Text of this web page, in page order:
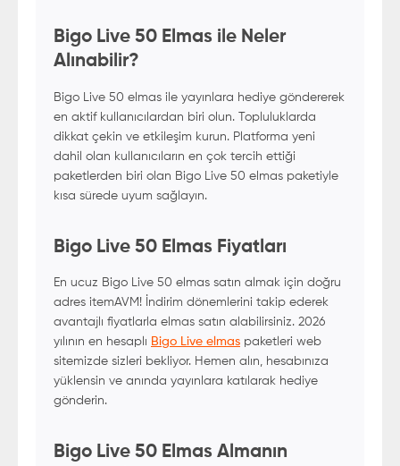
Bigo Live 50 Elmas ile Neler
Alınabilir?
Bigo Live 50 elmas ile yayınlara hediye göndererek
en aktif kullanıcılardan biri olun. Topluluklarda
dikkat çekin ve etkileşim kurun. Platforma yeni
dahil olan kullanıcıların en çok tercih ettiği
paketlerden biri olan Bigo Live 50 elmas paketiyle
kısa sürede uyum sağlayın.
Bigo Live 50 Elmas Fiyatları
En ucuz Bigo Live 50 elmas satın almak için doğru
adres itemAVM! İndirim dönemlerini takip ederek
avantajlı fiyatlarla elmas satın alabilirsiniz. 2026
yılının en hesaplı Bigo Live elmas paketleri web
sitemizde sizleri bekliyor. Hemen alın, hesabınıza
yüklensin ve anında yayınlara katılarak hediye
gönderin.
Bigo Live 50 Elmas Almanın